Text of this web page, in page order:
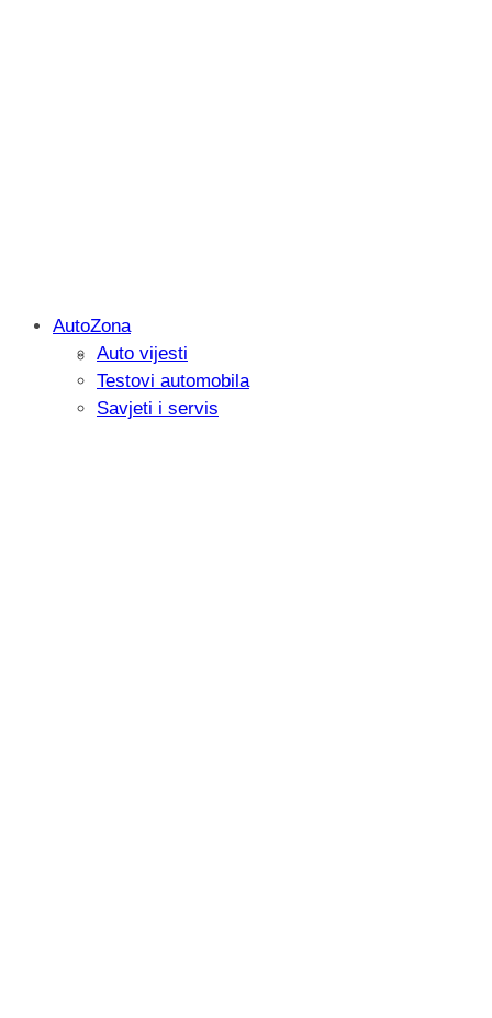
Savjetujemo: Što učiniti kada vaš
AutoZona
Auto vijesti
Testovi automobila
Savjeti i servis